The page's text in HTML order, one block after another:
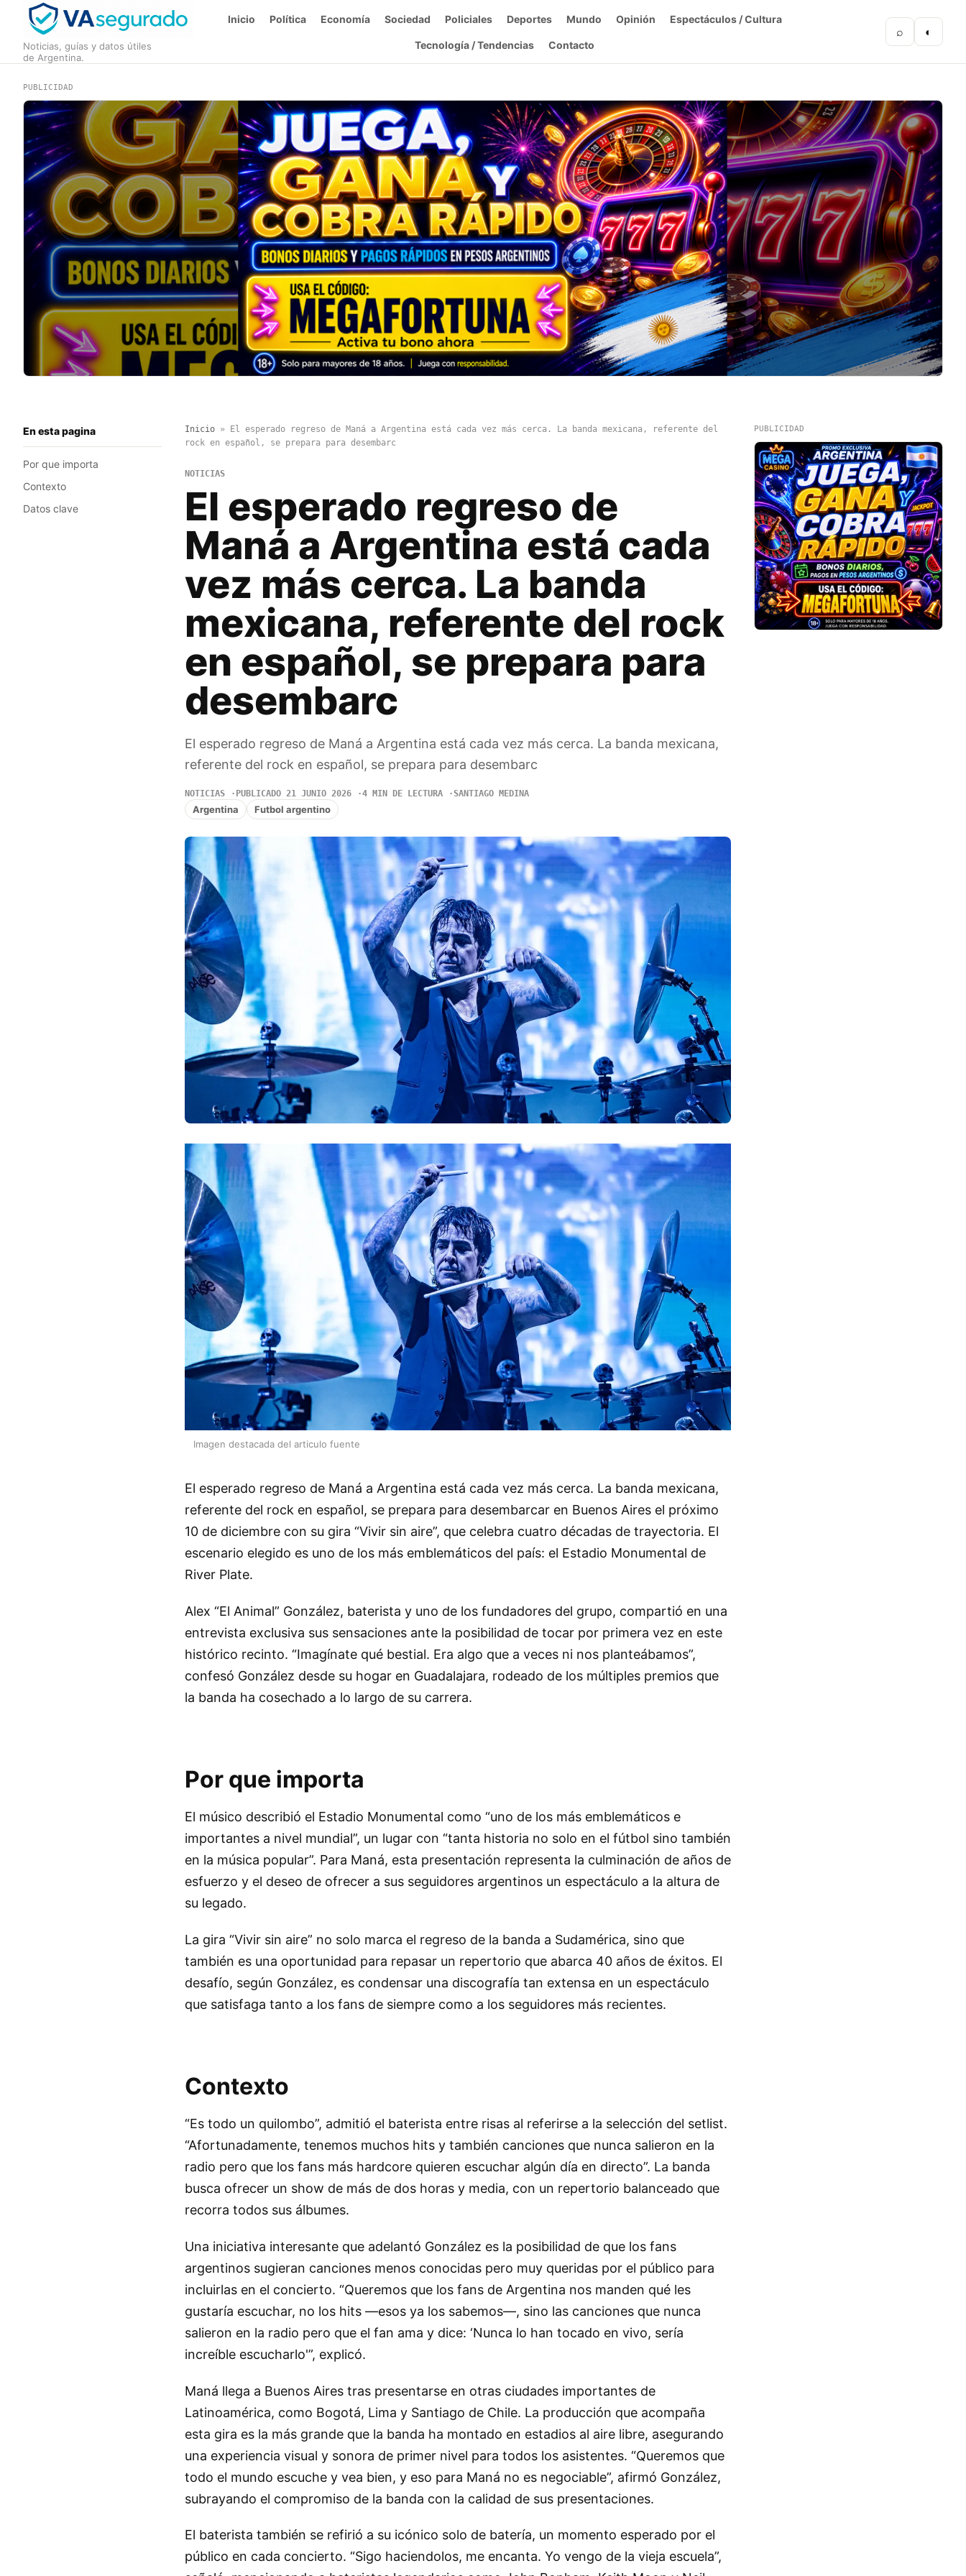
Noticias, guías y datos útiles
de Argentina.
Inicio Política Economía Sociedad Policiales Deportes Mundo Opinión Espectáculos / Cultura
Tecnología / Tendencias Contacto
⌕ ◐
PUBLICIDAD
En esta pagina
Por que importa
Contexto
Datos clave
Inicio»
El esperado regreso de Maná a Argentina está cada vez más cerca. La banda mexicana, referente del
rock en español, se prepara para desembarc
NOTICIAS
El esperado regreso de
Maná a Argentina está cada
vez más cerca. La banda
mexicana, referente del rock
en español, se prepara para
desembarc
El esperado regreso de Maná a Argentina está cada vez más cerca. La banda mexicana,
referente del rock en español, se prepara para desembarc
NOTICIAS PUBLICADO 21 JUNIO 2026 4 MIN DE LECTURA SANTIAGO MEDINA
Argentina Futbol argentino
Imagen destacada del articulo fuente
El esperado regreso de Maná a Argentina está cada vez más cerca. La banda mexicana,
referente del rock en español, se prepara para desembarcar en Buenos Aires el próximo
10 de diciembre con su gira “Vivir sin aire”, que celebra cuatro décadas de trayectoria. El
escenario elegido es uno de los más emblemáticos del país: el Estadio Monumental de
River Plate.
Alex “El Animal” González, baterista y uno de los fundadores del grupo, compartió en una
entrevista exclusiva sus sensaciones ante la posibilidad de tocar por primera vez en este
histórico recinto. “Imagínate qué bestial. Era algo que a veces ni nos planteábamos”,
confesó González desde su hogar en Guadalajara, rodeado de los múltiples premios que
la banda ha cosechado a lo largo de su carrera.
Por que importa
El músico describió el Estadio Monumental como “uno de los más emblemáticos e
importantes a nivel mundial”, un lugar con “tanta historia no solo en el fútbol sino también
en la música popular”. Para Maná, esta presentación representa la culminación de años de
esfuerzo y el deseo de ofrecer a sus seguidores argentinos un espectáculo a la altura de
su legado.
La gira “Vivir sin aire” no solo marca el regreso de la banda a Sudamérica, sino que
también es una oportunidad para repasar un repertorio que abarca 40 años de éxitos. El
desafío, según González, es condensar una discografía tan extensa en un espectáculo
que satisfaga tanto a los fans de siempre como a los seguidores más recientes.
Contexto
“Es todo un quilombo”, admitió el baterista entre risas al referirse a la selección del setlist.
“Afortunadamente, tenemos muchos hits y también canciones que nunca salieron en la
radio pero que los fans más hardcore quieren escuchar algún día en directo”. La banda
busca ofrecer un show de más de dos horas y media, con un repertorio balanceado que
recorra todos sus álbumes.
Una iniciativa interesante que adelantó González es la posibilidad de que los fans
argentinos sugieran canciones menos conocidas pero muy queridas por el público para
incluirlas en el concierto. “Queremos que los fans de Argentina nos manden qué les
gustaría escuchar, no los hits —esos ya los sabemos—, sino las canciones que nunca
salieron en la radio pero que el fan ama y dice: ‘Nunca lo han tocado en vivo, sería
increíble escucharlo'”, explicó.
Maná llega a Buenos Aires tras presentarse en otras ciudades importantes de
Latinoamérica, como Bogotá, Lima y Santiago de Chile. La producción que acompaña
esta gira es la más grande que la banda ha montado en estadios al aire libre, asegurando
una experiencia visual y sonora de primer nivel para todos los asistentes. “Queremos que
todo el mundo escuche y vea bien, y eso para Maná no es negociable”, afirmó González,
subrayando el compromiso de la banda con la calidad de sus presentaciones.
El baterista también se refirió a su icónico solo de batería, un momento esperado por el
público en cada concierto. “Sigo haciendolos, me encanta. Yo vengo de la vieja escuela”,
PUBLICIDAD